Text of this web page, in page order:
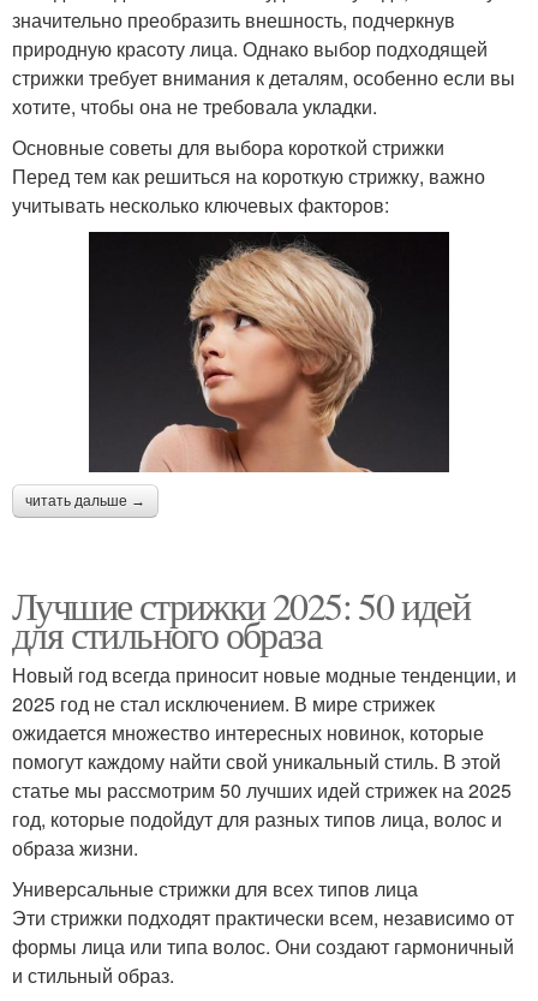
значительно преобразить внешность, подчеркнув
природную красоту лица. Однако выбор подходящей
стрижки требует внимания к деталям, особенно если вы
хотите, чтобы она не требовала укладки.
Основные советы для выбора короткой стрижки
Перед тем как решиться на короткую стрижку, важно
учитывать несколько ключевых факторов:
читать дальше →
Лучшие стрижки 2025: 50 идей
для стильного образа
Новый год всегда приносит новые модные тенденции, и
2025 год не стал исключением. В мире стрижек
ожидается множество интересных новинок, которые
помогут каждому найти свой уникальный стиль. В этой
статье мы рассмотрим 50 лучших идей стрижек на 2025
год, которые подойдут для разных типов лица, волос и
образа жизни.
Универсальные стрижки для всех типов лица
Эти стрижки подходят практически всем, независимо от
формы лица или типа волос. Они создают гармоничный
и стильный образ.